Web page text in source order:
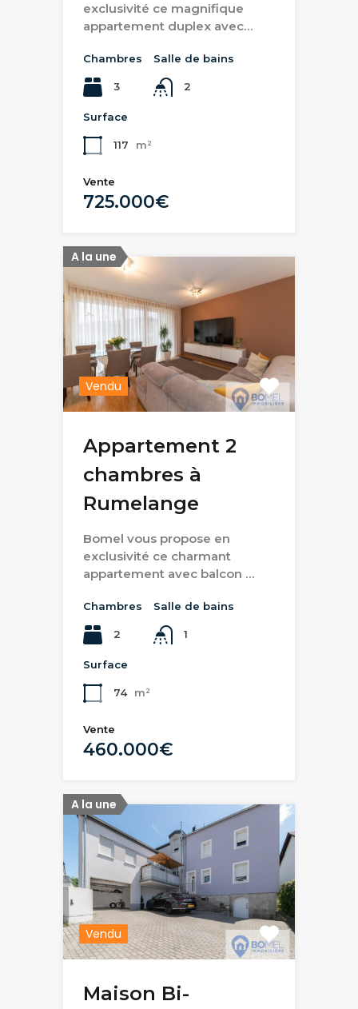
exclusivité ce magnifique
appartement duplex avec…
Chambres
3
Salle de bains
2
Surface
117 m²
Vente
725.000€
A la une
Vendu
Appartement 2
chambres à
Rumelange
Bomel vous propose en
exclusivité ce charmant
appartement avec balcon …
Chambres
2
Salle de bains
1
Surface
74 m²
Vente
460.000€
A la une
Vendu
Maison Bi-